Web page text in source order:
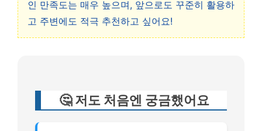
인 만족도는 매우 높으며, 앞으로도 꾸준히 활용하
고 주변에도 적극 추천하고 싶어요!
🤔 저도 처음엔 궁금했어요